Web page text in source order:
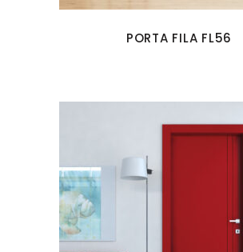
PORTA FILA FL56